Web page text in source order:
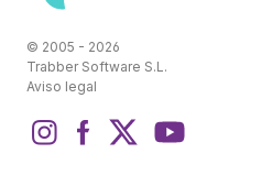
© 2005 - 2026
Trabber Software S.L.
Aviso legal